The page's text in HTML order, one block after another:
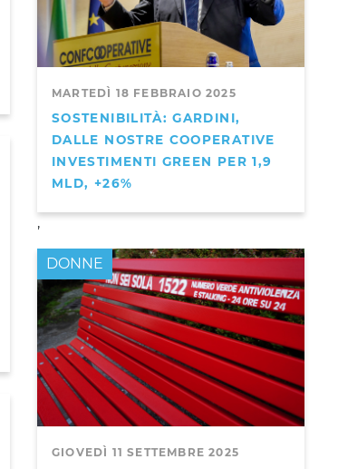
MARTEDÌ 18 FEBBRAIO 2025
SOSTENIBILITÀ: GARDINI,
DALLE NOSTRE COOPERATIVE
INVESTIMENTI GREEN PER 1,9
MLD, +26%
,
GIOVEDÌ 11 SETTEMBRE 2025
DONNE